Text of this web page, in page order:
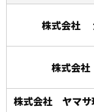
株式会社
株式会
株式会社 ヤマサ